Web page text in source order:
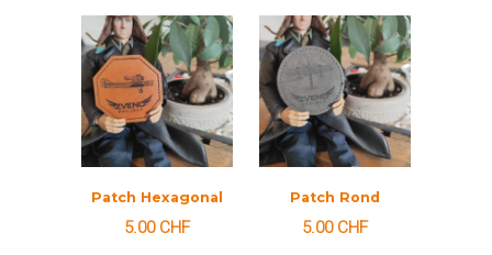
Patch Hexagonal
5.00 CHF
Patch Rond
5.00 CHF